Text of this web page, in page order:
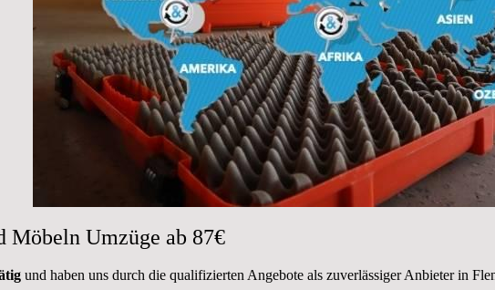
Möbeln Umzüge ab 87€
und haben uns durch die qualifizierten Angebote als zuverlässiger Anbieter in